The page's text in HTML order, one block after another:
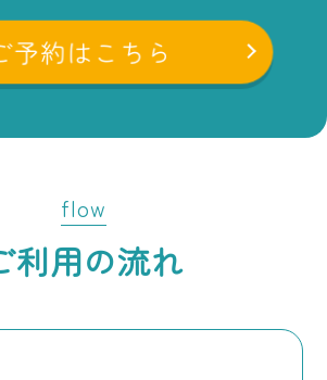
予約はこちら
flow
利用の流れ
場合には、弊社が定める手続きに
対して個人情報の訂正、追加または削
正等」といいます。）を請求するこ
正等を行わない旨の決定をしたとき
われているという理由、または不正